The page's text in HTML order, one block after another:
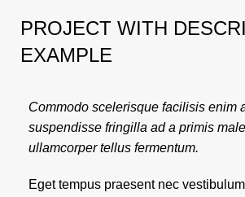
PROJECT WITH
EXAMPLE
Commodo scelerisque facilisis enim
suspendisse fringilla ad a primis
ullamcorper tellus fermentum.
Eget tempus praesent nec